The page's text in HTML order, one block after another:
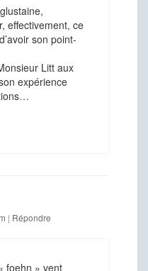
effectivement, ce
son point-
Litt aux
expérience
| Répondre
foehn » vent